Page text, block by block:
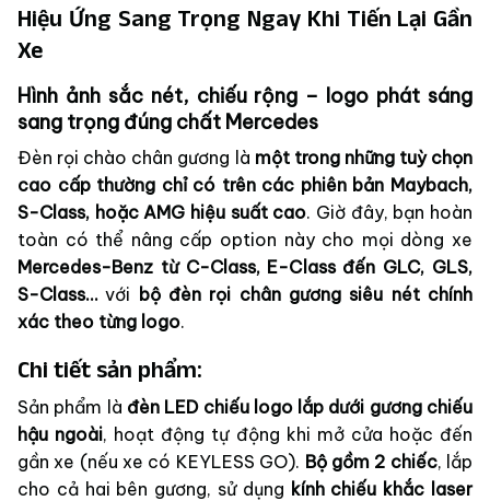
Hiệu Ứng Sang Trọng Ngay Khi Tiến Lại Gần
Xe
Hình ảnh sắc nét, chiếu rộng – logo phát sáng
sang trọng đúng chất Mercedes
Đèn rọi chào chân gương là một trong những tuỳ chọn
cao cấp thường chỉ có trên các phiên bản Maybach,
S-Class, hoặc AMG hiệu suất cao. Giờ đây, bạn hoàn
toàn có thể nâng cấp option này cho mọi dòng xe
Mercedes-Benz từ C-Class, E-Class đến GLC, GLS,
S-Class…với bộ đèn rọi chân gương siêu nét chính
xác theo từng logo.
Chi tiết sản phẩm:
Sản phẩm là đèn LED chiếu logo lắp dưới gương chiếu
hậu ngoài, hoạt động tự động khi mở cửa hoặc đến
gần xe (nếu xe có KEYLESS GO). Bộ gồm 2 chiếc, lắp
cho cả hai bên gương, sử dụng kính chiếu khắc laser